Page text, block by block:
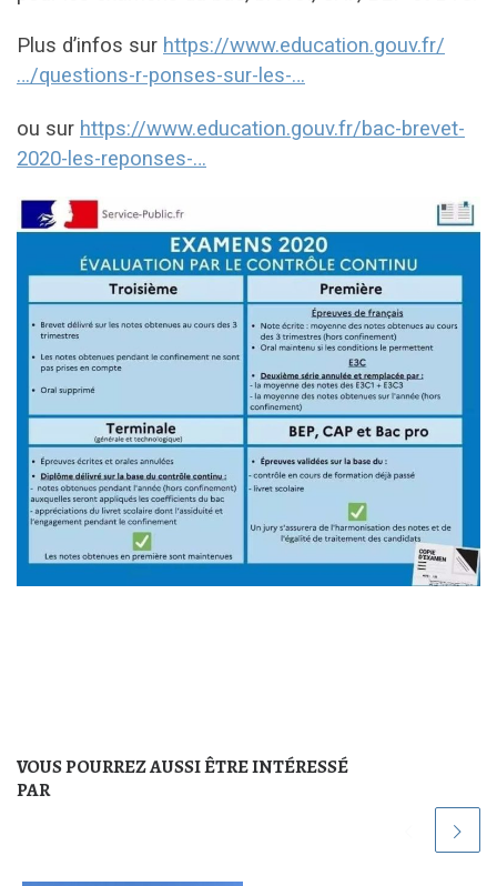
Plus d’infos sur https://www.education.gouv.fr/
…/questions-r-ponses-sur-les-…
ou sur https://www.education.gouv.fr/bac-brevet-
2020-les-reponses-…
VOUS POURREZ AUSSI ÊTRE INTÉRESSÉ
PAR